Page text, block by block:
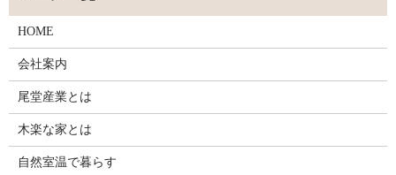
HOME
会社案内
尾堂産業とは
木楽な家とは
自然室温で暮らす